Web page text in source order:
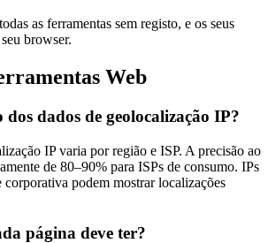
as ferramentas sem registo, e os seus
browser.
Web
dos dados de geolocalização IP?
IP varia por região e ISP. A precisão ao
de 80–90% para ISPs de consumo. IPs
podem mostrar localizações
página deve ter?